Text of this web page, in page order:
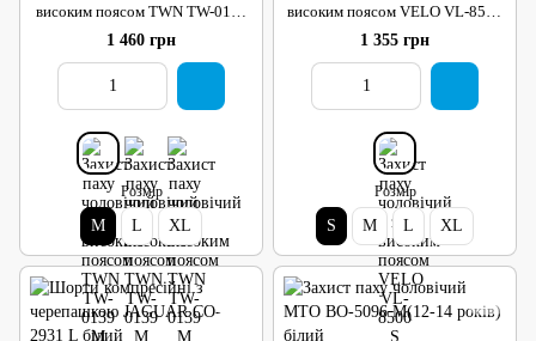
високим поясом TWN TW-0139
M синій
1 460 грн
Розмір
M L XL
високим поясом VELO VL-8500
S чорний
1 355 грн
Розмір
S M L XL